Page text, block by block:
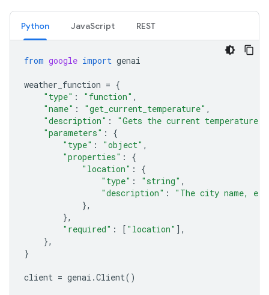
Python JavaScript REST
from google import genai
weather_function = {
"type" : "function" ,
"name" : "get_current_temperature" ,
"description" :
"Gets the current
"parameters" :
{
"type" : "object" ,
"properties" :
{
"location" :
{
"type" : "string" ,
"description" :
"The city name,
},
},
"required" : [ "location" ],
},
}
client = genai .Client()